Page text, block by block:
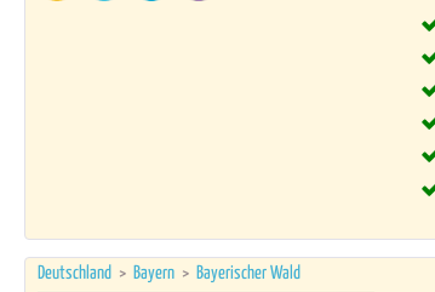
Deutschland > Bayern > Bayerischer Wald